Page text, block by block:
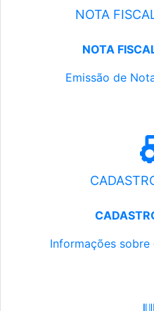
NOTA
NOTA
Emissão de
Informações